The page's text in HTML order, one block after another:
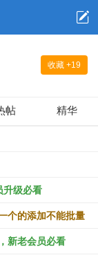
收藏 +19
帖 精华
升级必看
个的添加不能批量
新老会员必看